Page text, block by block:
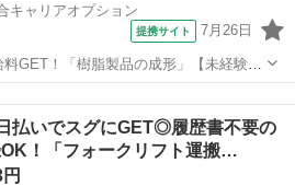
キャリアオプション
提携サイト 7月26日
料GET！「樹脂製品の成形」【未経験の
業20H未満♪高時給1059円！ 【コメ
ないけど大丈夫か
払いでスグにGET◎履歴書不要の
！「フォークリフト運搬…